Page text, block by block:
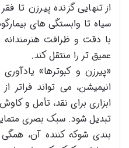
از تنهایی گزنده پیرزن تا
سیاه تا وابستگی های
با دقت و ظرافت هنرمندانه
عمیق تر را منتقل کند.
«پیرزن و کبوترها»
انیمیشن، می تواند
ابزاری برای نقد، تأمل و
تبدیل شود. سبک بصری
بندی شوکه کننده آن،